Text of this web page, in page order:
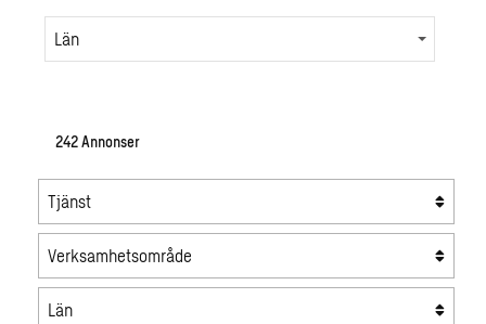
Län
242Annonser
Tjänst
Verksamhetsområde
Län